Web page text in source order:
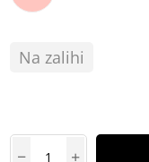
Na zalihi